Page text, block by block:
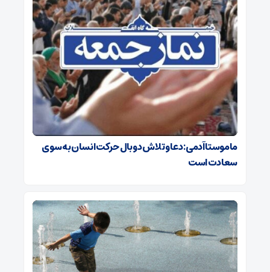
ماموستا آدمی: دعا و تلاش دو بال حرکت انسان به سوی
سعادت است